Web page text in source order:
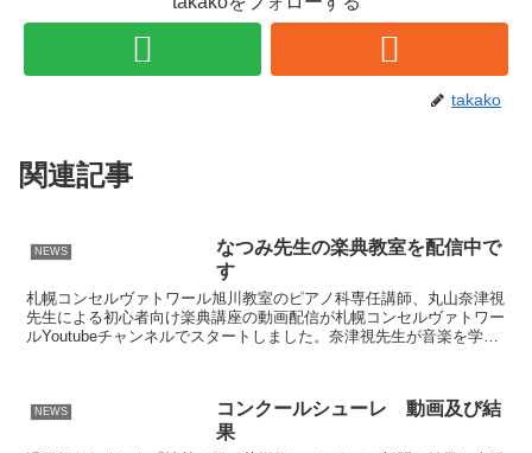
takako
関連記事
NEWS
なつみ先生の楽典教室を配信中で
す
札幌コンセルヴァトワール旭川教室のピアノ科専任講師、丸山奈津視
先生による初心者向け楽典講座の動画配信が札幌コンセルヴァトワー
ルYoutubeチャンネルでスタートしました。奈津視先生が音楽を学ぶ
NEWS
コンクールシューレ 動画及び結
果